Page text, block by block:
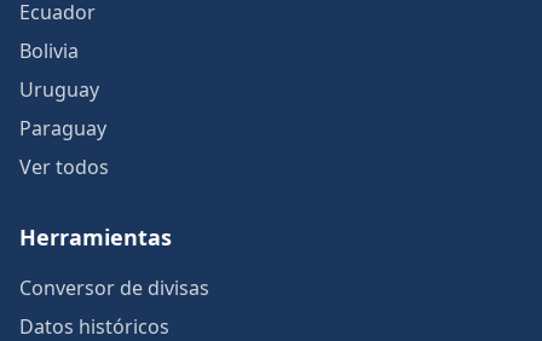
Ecuador
Bolivia
Uruguay
Paraguay
Ver todos
Herramientas
Conversor de divisas
Datos históricos